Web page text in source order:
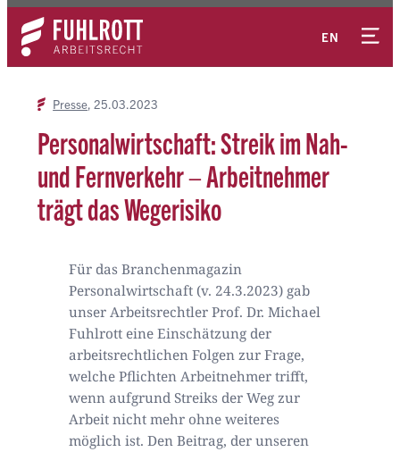
Zum
Inhalt
springen
EN
Kontakt
Presse 25.03.2023
Personalwirtschaft: Streik im Nah-
und Fernverkehr – Arbeitnehmer
trägt das Wegerisiko
Für das Branchenmagazin
Personalwirtschaft (v. 24.3.2023) gab
unser Arbeitsrechtler Prof. Dr. Michael
Fuhlrott eine Einschätzung der
arbeitsrechtlichen Folgen zur Frage,
welche Pflichten Arbeitnehmer trifft,
wenn aufgrund Streiks der Weg zur
Arbeit nicht mehr ohne weiteres
möglich ist. Den Beitrag, der unseren